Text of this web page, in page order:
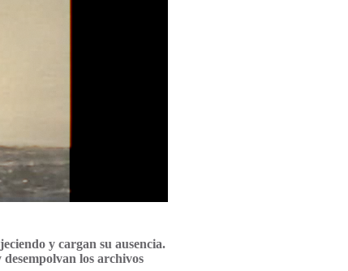
y cargan su ausencia.
los archivos